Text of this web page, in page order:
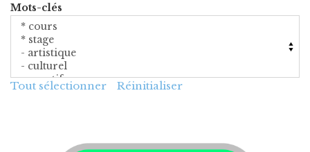
Mots-clés
Tout sélectionner Réinitialiser